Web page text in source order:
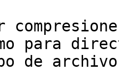
para
de archivo